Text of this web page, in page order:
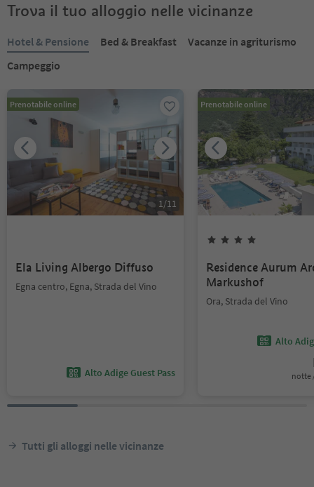
Trova il tuo alloggio nelle vicinanze
Hotel & Pensione Bed & Breakfast
Vacanze in agriturismo
Campeggio
Prenotabile online
1/11
Ela Living Albergo Diffuso
Egna centro, Egna, Strada del Vino
Alto Adige Guest Pass
Prenotabile online
Residence Aurum
Markushof
Ora, Strada del Vino
Alto
notte
Tutti gli alloggi nelle vicinanze